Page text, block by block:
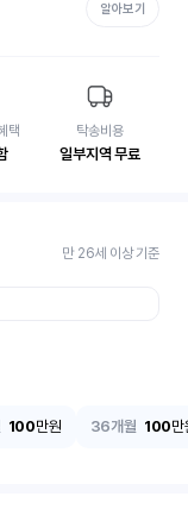
알아보기
택 탁송비용
일부지역 무료
만 26세 이상 기준
100만원 36개월 100만